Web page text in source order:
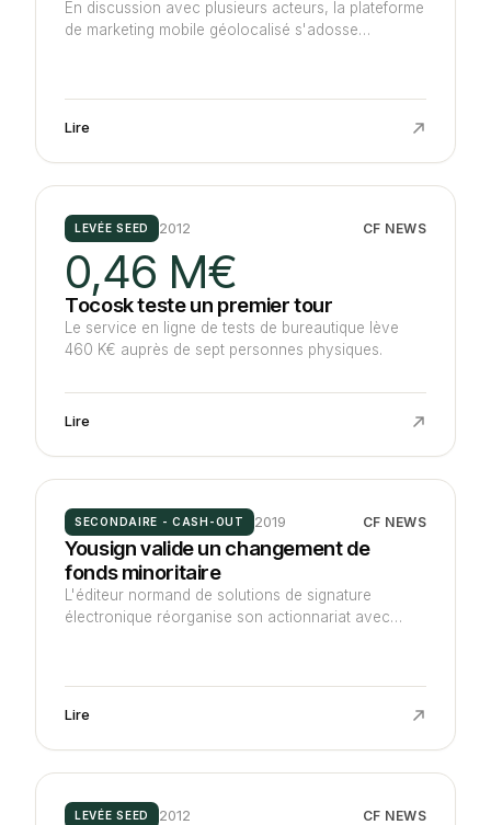
En discussion avec plusieurs acteurs, la plateforme
de marketing mobile géolocalisé s'adosse
acteurs du retail. Jolt Capital réinvestit, tandis
Lire
LEVÉE SEED 2012 CF NEWS
0,46 M€
Tocosk teste un premier tour
Le service en ligne de tests de bureautique lève
460 K€ auprès de sept personnes physiques.
Lire
SECONDAIRE - CASH-OUT 2019 CF NEWS
Yousign valide un changement de
fonds minoritaire
L'éditeur normand de solutions de signature
électronique réorganise son actionnariat avec
Participations, Alto Invest et NFactory. Il se lance
Lire
LEVÉE SEED 2012 CF NEWS